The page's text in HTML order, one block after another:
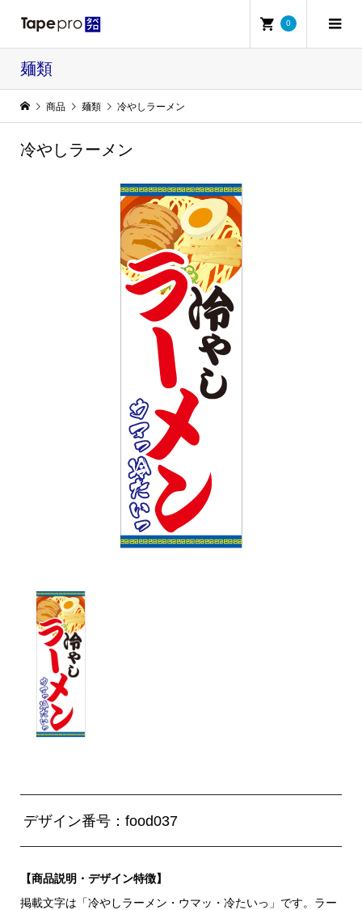
0
麺類
商品 麺類 冷やしラーメン
冷やしラーメン
デザイン番号：food037
【商品説明・デザイン特徴】
掲載文字は「冷やしラーメン・ウマッ・冷たいっ」です。ラー